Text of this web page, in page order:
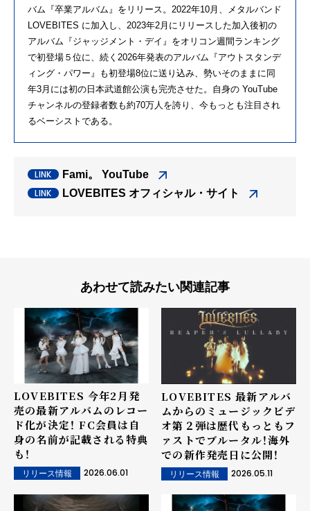
バム『卒業アルバム』をリリース。2022年10月、メタルバンド
LOVEBITES に加入し、2023年2月にリリースした加入後初の
アルバム『ジャッジメント・デイ』をオリコン週間ランキング
で初登場５位に、続く2026年発表のアルバム『アウトスタンデ
ィング・パワー』も初登場8位に送り込み、勢いそのままに同
年3月には初の日本武道館公演も完売させた。自身の YouTube
チャンネルの登録者数も約70万人を誇り、今もっとも注目され
るベーシストである。
Fami。 YouTube
LOVEBITES オフィシャル・サイト
あわせて読みたい関連記事
LOVEBITES 今年2月発
売の最新アルバムのレコー
ド化が決定！ FC会員は自
身の名前が記載される特典
も！
リリース情報 2026.06.01
LOVEBITES 最新アルバ
ムからのミュージックビデ
オ第２弾は歴代もっともフ
ァストでブルータル！海外
での新作発売日に公開！
リリース情報 2026.05.11